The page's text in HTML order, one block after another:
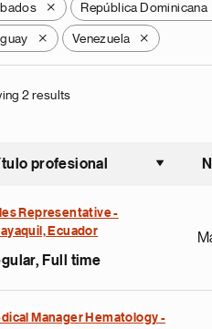
X República Dominicana
X Venezuela X
2 results
profesional
Representative -
Ecuador
Full time
Manager Hematology -